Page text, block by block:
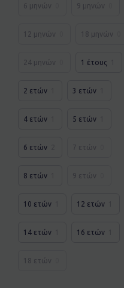
6 μηνών 9 μηνών
12 μηνών 18 μηνών
24 μηνών 1 έτους
2 ετών 3 ετών
4 ετών 5 ετών
6 ετών 7 ετών
8 ετών 9 ετών
10 ετών 12 ετών
14 ετών 16 ετών
18 ετών